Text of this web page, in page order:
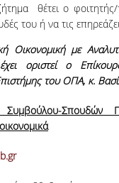
ΠΟΙΟΤΗΤΑΣ
ΠΟΙΟΤΗΤΑΣ
ΜΟ.ΔΙ.Π
θέτει ο
του ή να τις
Οικονομική με
οριστεί ο
του ΟΠΑ, κ.
Συμβούλου-